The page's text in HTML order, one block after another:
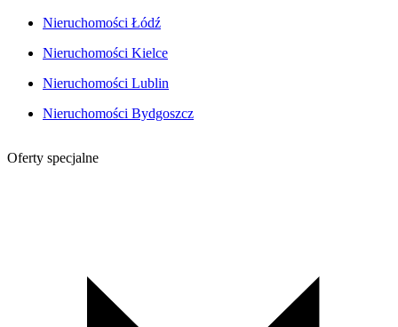
Nieruchomości Łódź
Nieruchomości Kielce
Nieruchomości Lublin
Nieruchomości Bydgoszcz
Oferty specjalne